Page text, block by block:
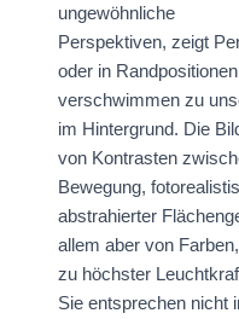
ungewöhnliche
Perspektiven, zeigt
oder in
verschwimmen zu
im Hintergrund. Die
von Kontrasten
Bewegung,
abstrahierter
allem aber von
zu höchster
Sie entsprechen nicht